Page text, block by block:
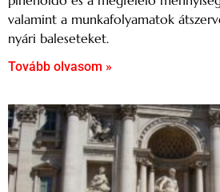
valamint a munkafolyamatok
nyári baleseteket.
Tovább olvasom »